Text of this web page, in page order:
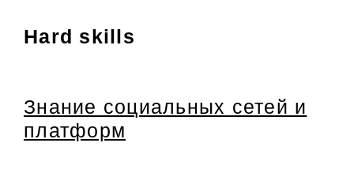
Hard skills
Знание социальных сетей и
платформ